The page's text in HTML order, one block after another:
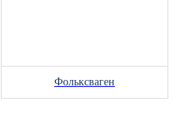
Фольксваген